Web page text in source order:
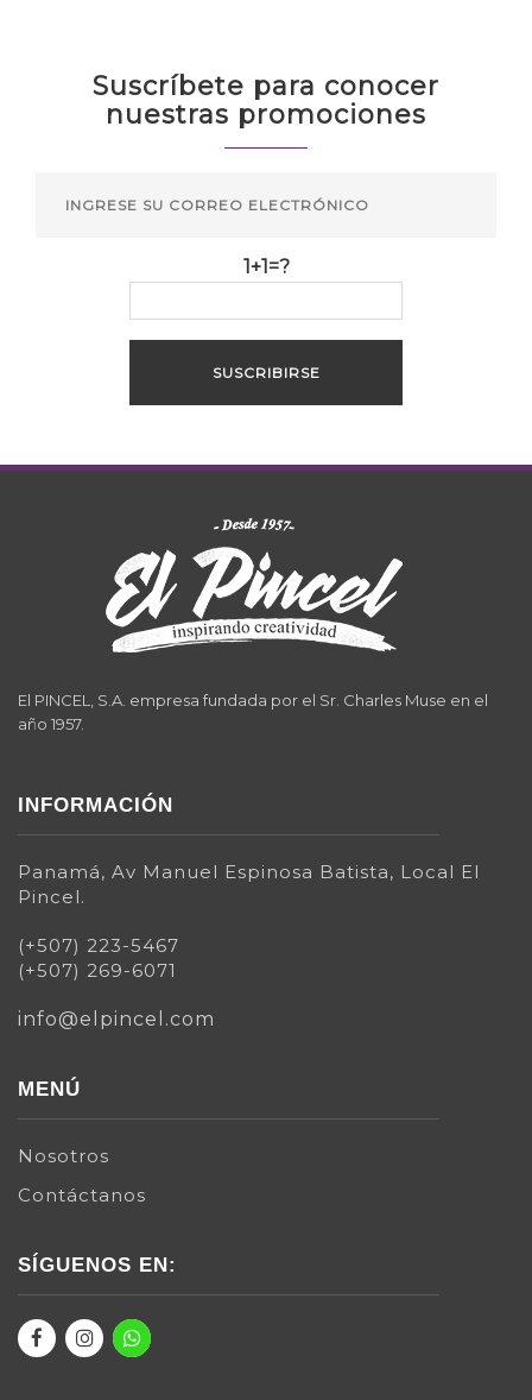
Suscríbete para conocer
nuestras promociones
1+1=?
El PINCEL, S.A. empresa fundada por el Sr. Charles Muse en el
año 1957.
INFORMACIÓN
Panamá, Av Manuel Espinosa Batista, Local El
Pincel.
(+507) 223-5467
(+507) 269-6071
info@elpincel.com
MENÚ
Nosotros
Contáctanos
SÍGUENOS EN: